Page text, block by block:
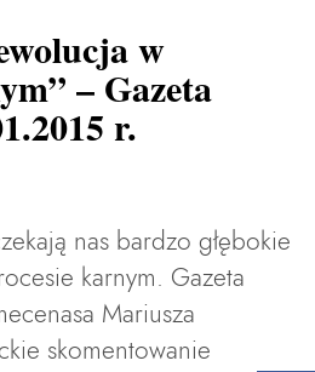
w
– Gazeta
r.
nas bardzo głębokie
karnym. Gazeta
Mariusza
skomentowanie